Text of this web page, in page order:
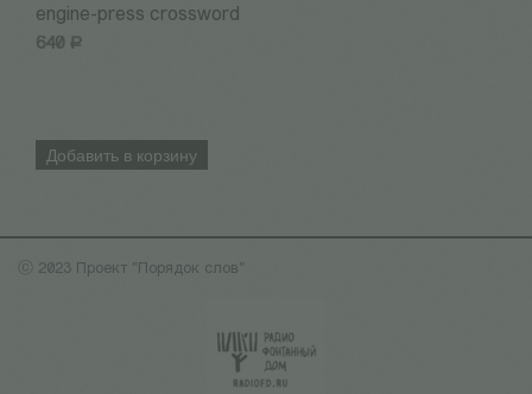
engine-press crossword
640 Р
Добавить в корзину
ⓒ 2023 Проект "Порядок слов"